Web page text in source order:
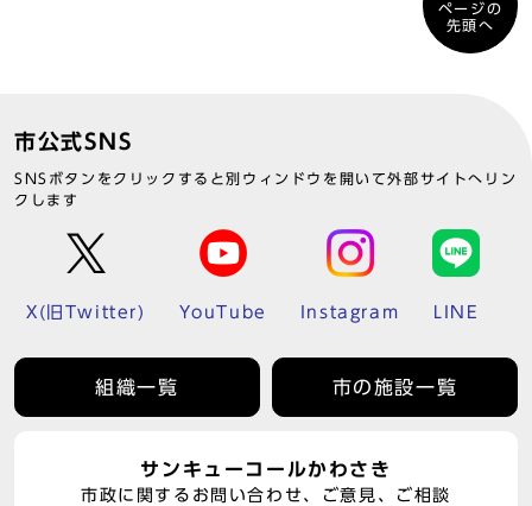
ページの
先頭へ
市公式SNS
SNSボタンをクリックすると別ウィンドウを開いて外部サイトへリン
クします
X(旧Twitter) YouTube Instagram LINE
組織一覧 市の施設一覧
サンキューコールかわさき
市政に関するお問い合わせ、ご意見、ご相談